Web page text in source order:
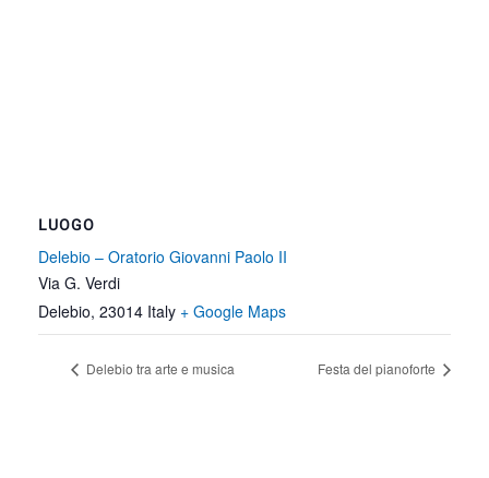
LUOGO
Delebio – Oratorio Giovanni Paolo II
Via G. Verdi
Delebio, 23014 Italy + Google Maps
Delebio tra arte e musica Festa del pianoforte